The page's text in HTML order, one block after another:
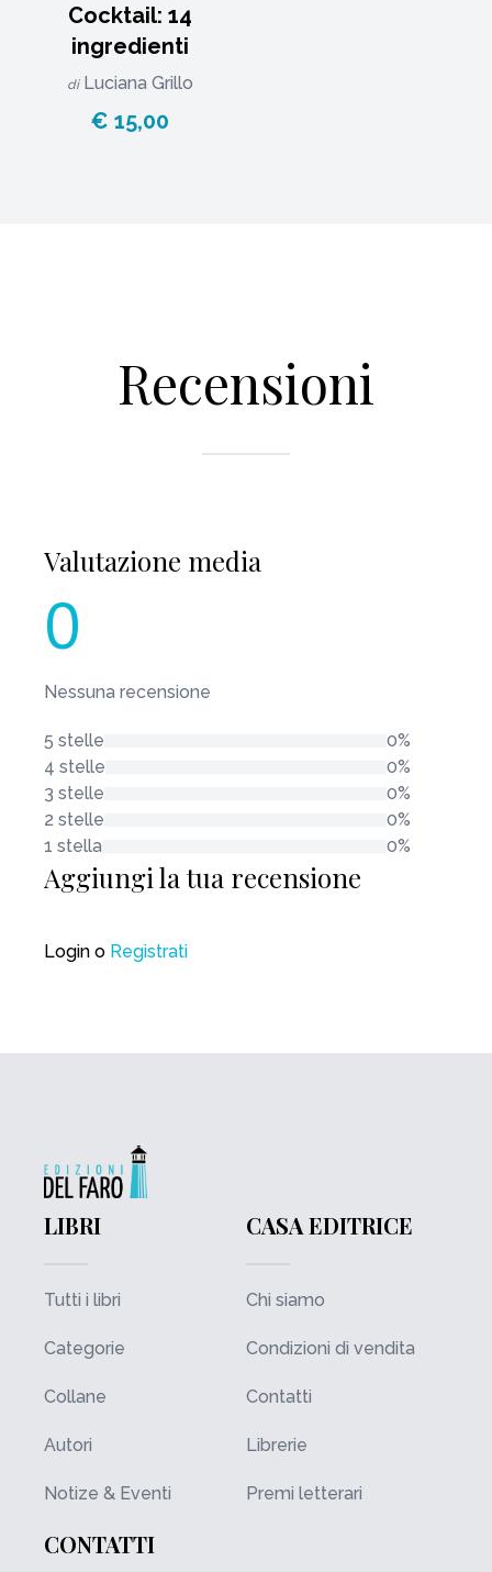
Cocktail: 14
ingredienti
di Luciana Grillo
€ 15,00
Recensioni
Valutazione media
0
Nessuna recensione
5 stelle
0%
4 stelle
0%
3 stelle
0%
2 stelle
0%
1 stella
0%
Aggiungi la tua recensione
Login o Registrati
LIBRI
Tutti i libri
Categorie
Collane
Autori
Notize & Eventi
CASA EDITRICE
Chi siamo
Condizioni di vendita
Contatti
Librerie
Premi letterari
CONTATTI